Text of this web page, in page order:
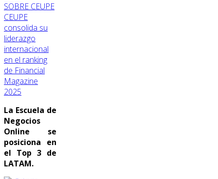
SOBRE CEUPE
CEUPE
consolida su
liderazgo
internacional
en el ranking
de Financial
Magazine
2025
La Escuela de
Negocios
Online se
posiciona en
el Top 3 de
LATAM.